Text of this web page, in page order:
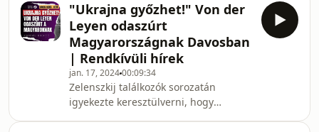
győzelemre, ehhez viszont a Nyugat
és a Kelet támogatása is kell. Közben
Novák Katalin az Európai Bizottság
elnökével tárgyalt, aki viszont
odaszúrt Magyarországnak. Ez történt
hétfőn Davosban a Világgazdasági
Fórumon. #zelenszkij #ukrajna
#vonderleyen #magyarország Képforr
"Ukrajna győzhet!" Von der
Leyen odaszúrt
Magyarországnak Davosban
| Rendkívüli hírek
jan. 17, 202400:09:34
Zelenszkij találkozók sorozatán
igyekezte keresztülverni, hogy